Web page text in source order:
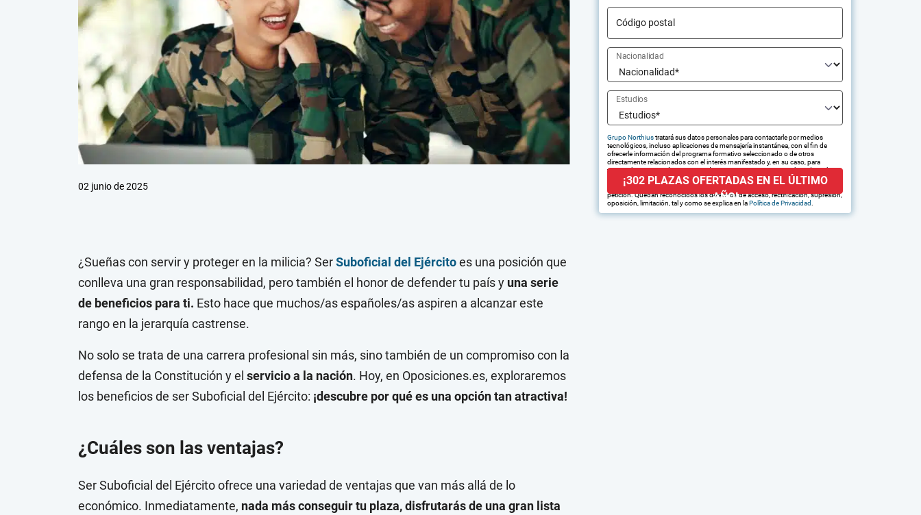
02 junio de 2025
Código postal
Nacionalidad
Estudios
Grupo Northiustratará sus datos personales para contactarle por medios
tecnológicos, incluso aplicaciones de mensajería instantánea, con el fin de
ofrecerle información del programa formativo seleccionado o de otros
directamente relacionados con el interés manifestado y, en su caso, para
tramitar la contratación correspondiente. Compartiremos su solicitud con las
empresas que conforman el Grupo Northius, con el objeto de que estas
puedan hacerle llegar la mejor oferta de productos y servicios de acuerdo a su
petición. Quedan reconocidos los derechos de acceso, rectificación, supresión,
oposición, limitación, tal y como se explica en laPolítica de Privacidad
¡302 PLAZAS OFERTADAS EN EL ÚLTIMO
AÑO!
¿Sueñas con servir y proteger en la milicia? SerSuboficial del Ejércitoes una posición que
conlleva una gran responsabilidad, pero también el honor de defender tu país y una serie
de beneficios para ti. Esto hace que muchos/as españoles/as aspiren a alcanzar este
rango en la jerarquía castrense.
No solo se trata de una carrera profesional sin más, sino también de un compromiso con la
defensa de la Constitución y el servicio a la nación. Hoy, en Oposiciones.es, exploraremos
los beneficios de ser Suboficial del Ejército: ¡descubre por qué es una opción tan atractiva!
¿Cuáles son las ventajas?
Ser Suboficial del Ejército ofrece una variedad de ventajas que van más allá de lo
económico. Inmediatamente, nada más conseguir tu plaza, disfrutarás de una gran lista